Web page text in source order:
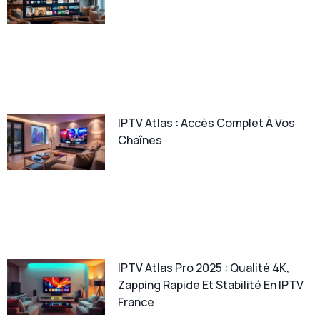
IPTV Atlas : Accès Complet À Vos
Chaînes
IPTV Atlas Pro 2025 : Qualité 4K,
Zapping Rapide Et Stabilité En IPTV
France